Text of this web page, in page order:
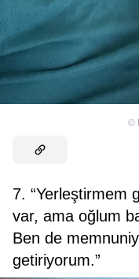
©
7. “Yerleştirmem
var, ama oğlum
Ben de
getiriyorum.”